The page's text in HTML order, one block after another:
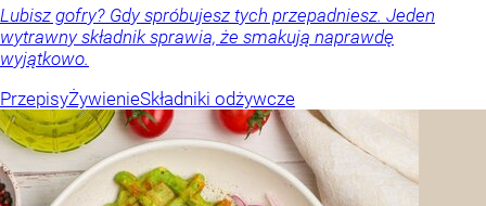
Lubisz gofry? Gdy spróbujesz tych przepadniesz. Jeden
wytrawny składnik sprawia, że smakują naprawdę
wyjątkowo.
PrzepisyŻywienieSkładniki odżywcze